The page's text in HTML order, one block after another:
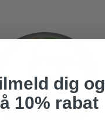
dig og
10% rabat